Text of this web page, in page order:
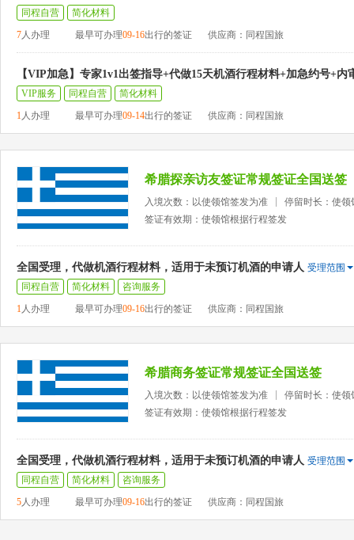
同程自营
简化材料
7人办理 最早可办理09-16出行的签证 供应商：同程国旅
【VIP加急】专家1v1出签指导+代做15天机酒行程材料+加急约号+内
VIP服务 同程自营
简化材料
1人办理 最早可办理09-14出行的签证 供应商：同程国旅
希腊探亲访友签证常规签证全国送签
入境次数：以使领馆签发为准
停留时长：使领
签证有效期：使领馆根据行程签发
全国受理，代做机酒行程材料，适用于未预订机酒的申请人 受理范围
同程自营
简化材料
咨询服务
1人办理 最早可办理09-16出行的签证 供应商：同程国旅
希腊商务签证常规签证全国送签
入境次数：以使领馆签发为准
停留时长：使领
签证有效期：使领馆根据行程签发
全国受理，代做机酒行程材料，适用于未预订机酒的申请人 受理范围
同程自营
简化材料
咨询服务
5人办理 最早可办理09-16出行的签证 供应商：同程国旅